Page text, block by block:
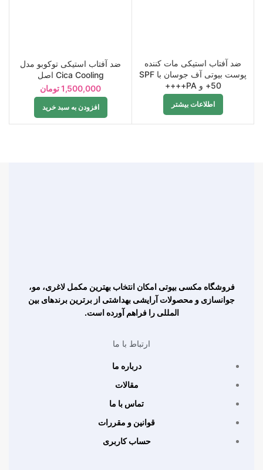
ضد آفتاب استیکی مات کننده
پوست بیوتی آف جوسان با SPF
50+ و PA++++
اطلاعات بیشتر
ضد آفتاب استیکی توکوبو مدل
Cica Cooling اصل
1,500,000تومان
افزودن به سبد خرید
فروشگاه مکسی بیوتی امکان انتخاب بهترین مکمل لاغری، مو،
جوانسازی و محصولات آرایشی بهداشتی از برترین برندهای بین
المللی را فراهم آورده است.
ارتباط با ما
درباره ما
مقالات
تماس با ما
قوانین و مقررات
حساب کاربری